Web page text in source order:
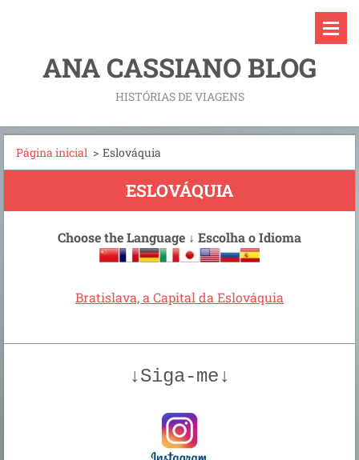
ANA CASSIANO BLOG
HISTÓRIAS DE VIAGENS
Página inicial > Eslováquia
ESLOVÁQUIA
Choose the Language ↓ Escolha o Idioma
Bratislava, a Capital da Eslováquia
↓Siga-me↓